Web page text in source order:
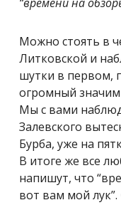
Можно стоять в
Литковской и
шутки в первом,
огромный
Мы с вами
Залевского
Бурба, уже на
В итоге же все
напишут, что
вот вам мой лук”.